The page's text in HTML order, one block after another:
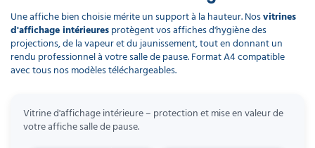
Une affiche bien choisie mérite un support à la hauteur. Nosvitrines
d'affichage intérieuresprotègent vos affiches d'hygiène des
projections, de la vapeur et du jaunissement, tout en donnant un
rendu professionnel à votre salle de pause. Format A4 compatible
avec tous nos modèles téléchargeables.
Vitrine d'affichage intérieure – protection et mise en valeur de
votre affiche salle de pause.